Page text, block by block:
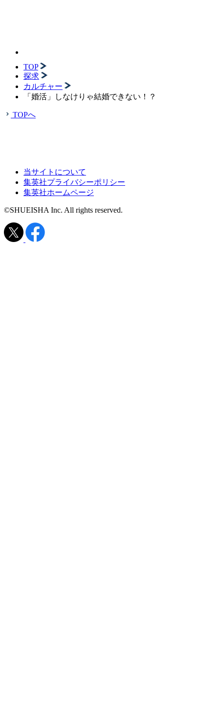
TOP
探求
カルチャー
「婚活」しなけりゃ結婚できない！？
TOPへ
当サイトについて
集英社プライバシーポリシー
集英社ホームページ
©SHUEISHA Inc. All rights reserved.